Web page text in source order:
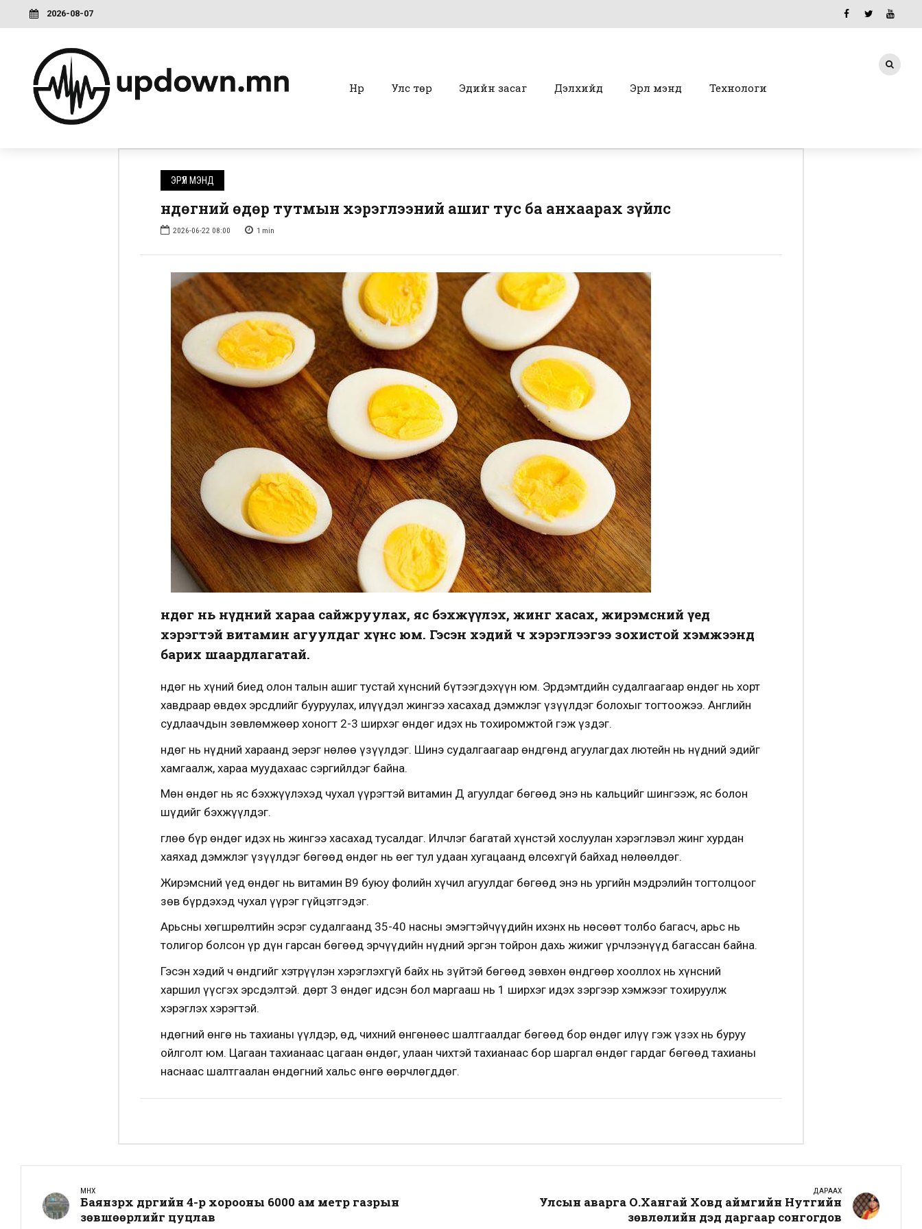
2026-08-07
Нүүр Улс төр Эдийн засаг Дэлхийд Эрүүл мэнд Технологи
ЭРҮҮЛ МЭНД
Өндөгний өдөр тутмын хэрэглээний ашиг тус ба анхаарах зүйлс
2026-06-22 08:00 1 min
Өндөг нь нүдний хараа сайжруулах, яс бэхжүүлэх, жинг хасах, жирэмсний үед
хэрэгтэй витамин агуулдаг хүнс юм. Гэсэн хэдий ч хэрэглээгээ зохистой хэмжээнд
барих шаардлагатай.
Өндөг нь хүний биед олон талын ашиг тустай хүнсний бүтээгдэхүүн юм. Эрдэмтдийн судалгаагаар өндөг нь хорт
хавдраар өвдөх эрсдлийг бууруулах, илүүдэл жингээ хасахад дэмжлэг үзүүлдэг болохыг тогтоожээ. Английн
судлаачдын зөвлөмжөөр хоногт 2-3 ширхэг өндөг идэх нь тохиромжтой гэж үздэг.
Өндөг нь нүдний хараанд эерэг нөлөө үзүүлдэг. Шинэ судалгаагаар өндгөнд агуулагдах лютейн нь нүдний эдийг
хамгаалж, хараа муудахаас сэргийлдэг байна.
Мөн өндөг нь яс бэхжүүлэхэд чухал үүрэгтэй витамин Д агуулдаг бөгөөд энэ нь кальцийг шингээж, яс болон
шүдийг бэхжүүлдэг.
Өглөө бүр өндөг идэх нь жингээ хасахад тусалдаг. Илчлэг багатай хүнстэй хослуулан хэрэглэвэл жинг хурдан
хаяхад дэмжлэг үзүүлдэг бөгөөд өндөг нь өег тул удаан хугацаанд өлсөхгүй байхад нөлөөлдөг.
Жирэмсний үед өндөг нь витамин В9 буюу фолийн хүчил агуулдаг бөгөөд энэ нь ургийн мэдрэлийн тогтолцоог
зөв бүрдэхэд чухал үүрэг гүйцэтгэдэг.
Арьсны хөгшрөлтийн эсрэг судалгаанд 35-40 насны эмэгтэйчүүдийн ихэнх нь нөсөөт толбо багасч, арьс нь
толигор болсон үр дүн гарсан бөгөөд эрчүүдийн нүдний эргэн тойрон дахь жижиг үрчлээнүүд багассан байна.
Гэсэн хэдий ч өндгийг хэтрүүлэн хэрэглэхгүй байх нь зүйтэй бөгөөд зөвхөн өндгөөр хооллох нь хүнсний
харшил үүсгэх эрсдэлтэй. Өдөрт 3 өндөг идсэн бол маргааш нь 1 ширхэг идэх зэргээр хэмжээг тохируулж
хэрэглэх хэрэгтэй.
Өндөгний өнгө нь тахианы үүлдэр, өд, чихний өнгөнөөс шалтгаалдаг бөгөөд бор өндөг илүү гэж үзэх нь буруу
ойлголт юм. Цагаан тахианаас цагаан өндөг, улаан чихтэй тахианаас бор шаргал өндөг гардаг бөгөөд тахианы
наснаас шалтгаалан өндөгний хальс өнгө өөрчлөгддөг.
ӨМНӨХ
Баянзүрх дүүргийн 4-р хорооны 6000 ам метр газрын
зөвшөөрлийг цуцлав
ДАРААХ
Улсын аварга О.Хангай Ховд аймгийн Нутгийн
зөвлөлийн дэд даргаар сонгогдов